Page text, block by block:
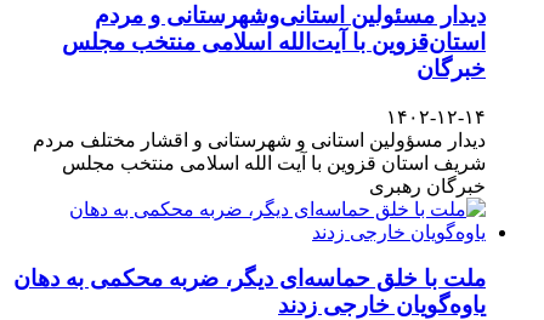
دیدار مسئولین استانی‌وشهرستانی و مردم‌
استان‌قزوین با آیت‌الله‌ اسلامی منتخب مجلس‌
خبرگان
۱۴۰۲-۱۲-۱۴
دیدار مسؤولین استانی و شهرستانی و اقشار مختلف مردم
شریف استان قزوین با آیت الله اسلامی منتخب مجلس
خبرگان رهبری
ملت با خلق حماسه‌ای دیگر، ضربه محکمی به دهان
یاوه‌گویان خارجی زدند